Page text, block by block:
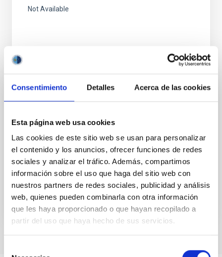
Consentimiento Detalles Acerca de las cookies
Esta página web usa cookies
Las cookies de este sitio web se usan para personalizar
el contenido y los anuncios, ofrecer funciones de redes
sociales y analizar el tráfico. Además, compartimos
información sobre el uso que haga del sitio web con
nuestros partners de redes sociales, publicidad y análisis
web, quienes pueden combinarla con otra información
que les haya proporcionado o que hayan recopilado a
partir del uso que haya hecho de sus servicios.
Not Available
Galaxy Morphology
stronomers have long learned to classify spirals in
terms of their morphological features, primarily their
bulges, discs, and bars. In addition other properties...